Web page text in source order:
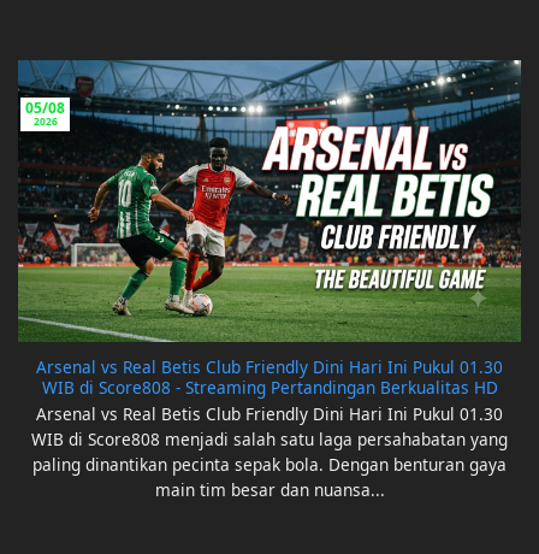
Arsenal vs Real Betis Club Friendly Dini Hari Ini Pukul 01.30
WIB di Score808 - Streaming Pertandingan Berkualitas HD
Arsenal vs Real Betis Club Friendly Dini Hari Ini Pukul 01.30
WIB di Score808 menjadi salah satu laga persahabatan yang
paling dinantikan pecinta sepak bola. Dengan benturan gaya
main tim besar dan nuansa...
05/08
2026